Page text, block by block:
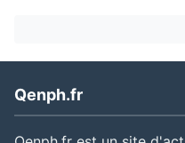
Qenph.fr